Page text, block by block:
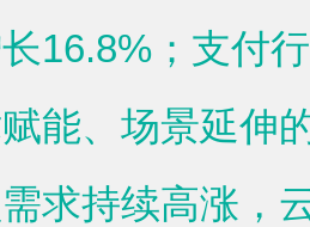
16.8%；支付
能、场景延伸
求持续高涨，